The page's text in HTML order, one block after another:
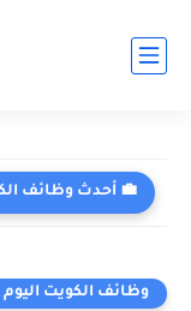
💼 أحدث وظائف
وظائف الكويت اليوم